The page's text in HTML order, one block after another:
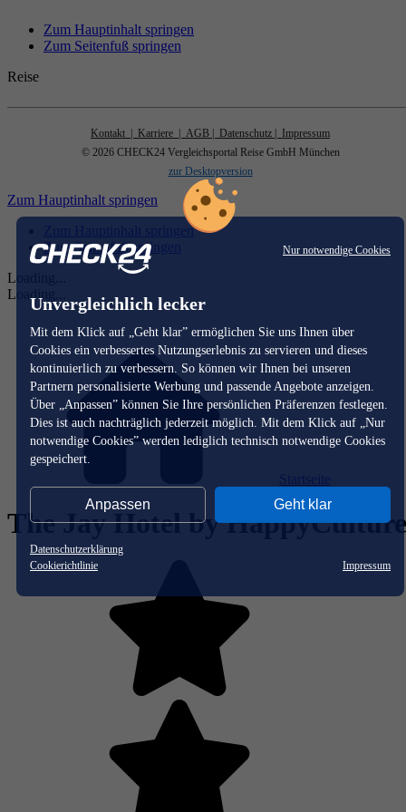
Nur notwendige Cookies
Unvergleichlich lecker
Mit dem Klick auf „Geht klar” ermöglichen Sie uns Ihnen über
Cookies ein verbessertes Nutzungserlebnis zu servieren und dieses
kontinuierlich zu verbessern. So können wir Ihnen bei unseren
Partnern personalisierte Werbung und passende Angebote anzeigen.
Über „Anpassen” können Sie Ihre persönlichen Präferenzen festlegen.
Dies ist auch nachträglich jederzeit möglich. Mit dem Klick auf „Nur
notwendige Cookies” werden lediglich technisch notwendige Cookies
gespeichert.
Anpassen Geht klar
Datenschutzerklärung
Cookierichtlinie
Impressum
Zum Hauptinhalt springen
Zum Seitenfuß springen
Reise
Kontakt | Karriere | AGB | Datenschutz
| Impressum
© 2026 CHECK24 Vergleichsportal Reise GmbH München
zur Desktopversion
Zum Hauptinhalt springen
Zum Hauptinhalt springen
Zum Seitenfuß springen
Loading...
Loading...
The Jay Hotel by HappyCulture